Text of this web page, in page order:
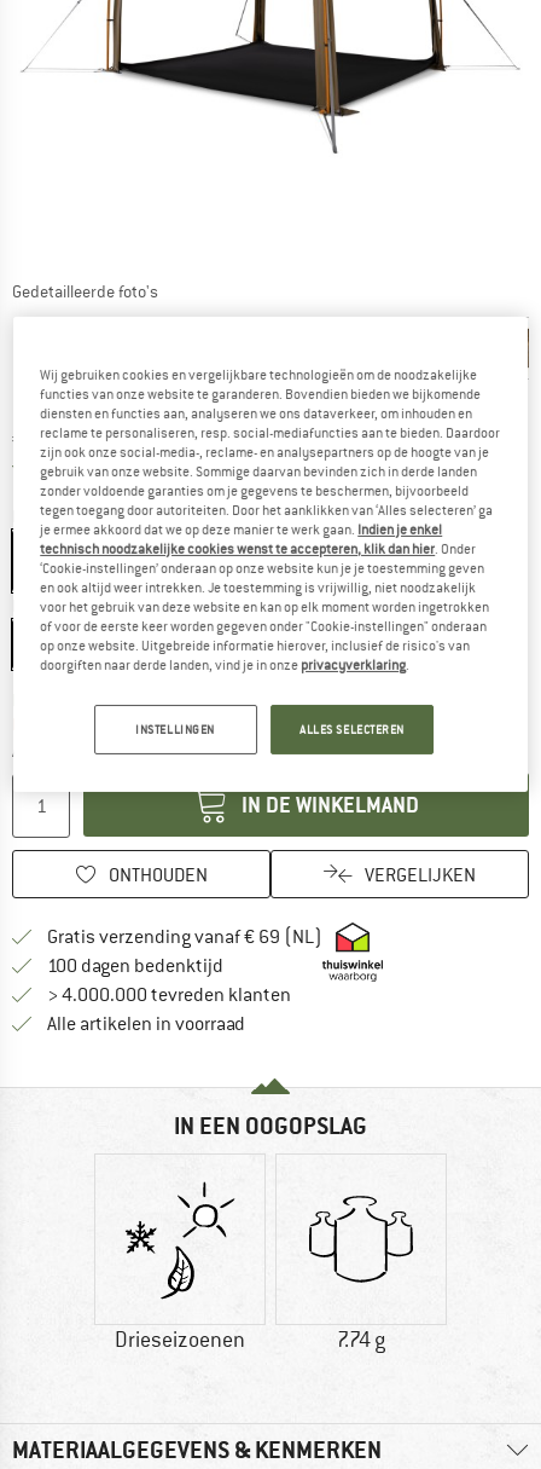
Gedetailleerde foto's
Prijs:
€ 448,95 incl. BTW
Gratis verzending (NL)Nederland. Informatie over de
Kleur:Leadgray / Gargoyle
Maat:2500 x 2100 x 2500 mm
2500 x 2100 x 2500 mm
Levertijd: 3-4 werkdagen
Nog maar 1 stuk op voorraad!
Aantal:
IN DE WINKELMAND
ONTHOUDEN VERGELIJKEN
Gratis verzending vanaf € 69 (NL) Vind hier de
100 dagen bedenktijd Vind de betalingsinformatie hier!
> 4.000.000 tevreden klanten
Alle artikelen in voorraad
IN EEN OOGOPSLAG
Drieseizoenen 7.74 g
MATERIAALGEGEVENS & KENMERKEN
Wij gebruiken cookies en vergelijkbare technologieën om de noodzakelijke
functies van onze website te garanderen. Bovendien bieden we bijkomende
diensten en functies aan, analyseren we ons dataverkeer, om inhouden en
reclame te personaliseren, resp. social-mediafuncties aan te bieden. Daardoor
zijn ook onze social-media-, reclame- en analysepartners op de hoogte van je
gebruik van onze website. Sommige daarvan bevinden zich in derde landen
zonder voldoende garanties om je gegevens te beschermen, bijvoorbeeld
tegen toegang door autoriteiten. Door het aanklikken van ‘Alles selecteren’ ga
je ermee akkoord dat we op deze manier te werk gaan. Indien je enkel
technisch noodzakelijke cookies wenst te accepteren, klik dan hier. Onder
‘Cookie-instellingen’ onderaan op onze website kun je je toestemming geven
en ook altijd weer intrekken. Je toestemming is vrijwillig, niet noodzakelijk
voor het gebruik van deze website en kan op elk moment worden ingetrokken
of voor de eerste keer worden gegeven onder "Cookie-instellingen" onderaan
op onze website. Uitgebreide informatie hierover, inclusief de risico's van
doorgiften naar derde landen, vind je in onze privacyverklaring.
INSTELLINGEN ALLES SELECTEREN